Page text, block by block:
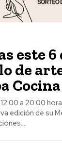
este
de
Cocina
a 20:00
edición de su